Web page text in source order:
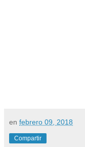
en febrero 09, 2018
Compartir